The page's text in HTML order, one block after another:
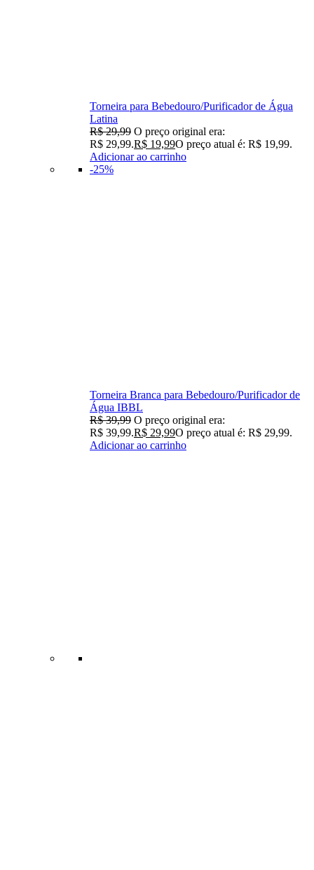
Torneira para Bebedouro/Purificador de Água
Latina
R$29,99 O preço original era:
R$ 29,99.R$ 19,99O preço atual é: R$ 19,99.
Adicionar ao carrinho
-25%
Torneira Branca para Bebedouro/Purificador de
Água IBBL
R$39,99 O preço original era:
R$ 39,99.R$ 29,99O preço atual é: R$ 29,99.
Adicionar ao carrinho